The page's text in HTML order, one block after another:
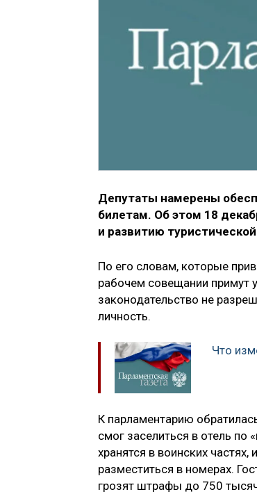
Депутаты намерены
билетам. Об этом 18
и развитию
По его словам, которые
рабочем совещании примут
законодательство не
личность.
Что
К парламентарию
смог заселиться в отель по
хранятся в воинских
разместиться в номерах.
грозят штрафы до 750